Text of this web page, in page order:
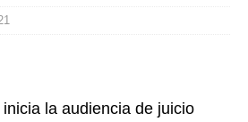
la audiencia de juicio